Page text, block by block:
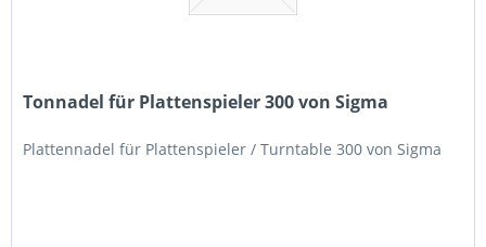
Tonnadel für Plattenspieler 300 von Sigma
Plattennadel für Plattenspieler / Turntable 300 von Sigma